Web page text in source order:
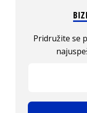
Pridružite se